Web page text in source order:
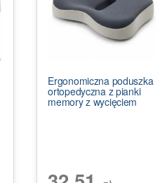
Ergonomiczna poduszka
ortopedyczna z pianki
memory z wycięciem